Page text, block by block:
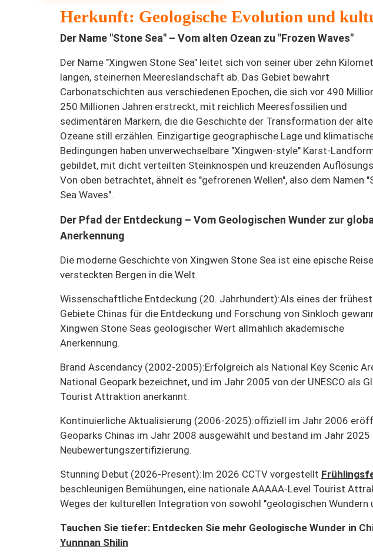
Herkunft: Geologische Evolution und
Der Name "Stone Sea" – Vom alten Ozean zu "Frozen Waves"
Der Name "Xingwen Stone Sea" leitet sich von seiner über zehn
langen, steinernen Meereslandschaft ab. Das Gebiet bewahrt
Carbonatschichten aus verschiedenen Epochen, die sich vor 490
250 Millionen Jahren erstreckt, mit reichlich Meeresfossilien und
sedimentären Markern, die die Geschichte der Transformation der
Ozeane still erzählen. Einzigartige geographische Lage und
Bedingungen haben unverwechselbare "Xingwen-style" Karst-
gebildet, mit dicht verteilten Steinknospen und kreuzenden
Von oben betrachtet, ähnelt es "gefrorenen Wellen", also dem Namen
Sea Waves".
Der Pfad der Entdeckung – Vom Geologischen Wunder zur
Anerkennung
Die moderne Geschichte von Xingwen Stone Sea ist eine epische
versteckten Bergen in die Welt.
Wissenschaftliche Entdeckung (20. Jahrhundert):Als eines der
Gebiete Chinas für die Entdeckung und Forschung von Sinkloch
Xingwen Stone Seas geologischer Wert allmählich akademische
Anerkennung.
Brand Ascendancy (2002-2005):Erfolgreich als National Key Scenic
National Geopark bezeichnet, und im Jahr 2005 von der UNESCO als
Tourist Attraktion anerkannt.
Kontinuierliche Aktualisierung (2006-2025):offiziell im Jahr 2006
Geoparks Chinas im Jahr 2008 ausgewählt und bestand im Jahr 2025
Neubewertungszertifizierung.
Stunning Debut (2026-Present):Im 2026 CCTV vorgestellt
beschleunigen Bemühungen, eine nationale AAAAA-Level Tourist
Weges der kulturellen Integration von sowohl "geologischen Wundern
Tauchen Sie tiefer: Entdecken Sie mehr Geologische Wunder in
Yunnnan Shilin